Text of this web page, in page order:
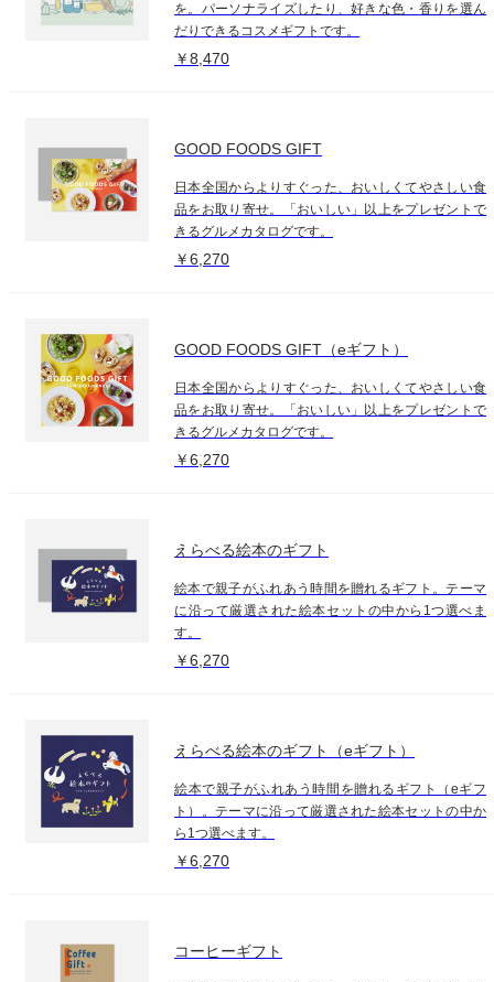
を。パーソナライズしたり、好きな色・香りを選ん
だりできるコスメギフトです。
￥8,470
GOOD FOODS GIFT
日本全国からよりすぐった、おいしくてやさしい食
品をお取り寄せ。「おいしい」以上をプレゼントで
きるグルメカタログです。
￥6,270
GOOD FOODS GIFT（eギフト）
日本全国からよりすぐった、おいしくてやさしい食
品をお取り寄せ。「おいしい」以上をプレゼントで
きるグルメカタログです。
￥6,270
えらべる絵本のギフト
絵本で親子がふれあう時間を贈れるギフト。テーマ
に沿って厳選された絵本セットの中から1つ選べま
す。
￥6,270
えらべる絵本のギフト（eギフト）
絵本で親子がふれあう時間を贈れるギフト（eギフ
ト）。テーマに沿って厳選された絵本セットの中か
ら1つ選べます。
￥6,270
コーヒーギフト